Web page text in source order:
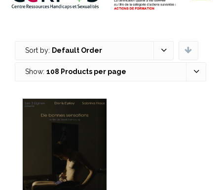
Sort by: Default Order
Show: 108 Products per page